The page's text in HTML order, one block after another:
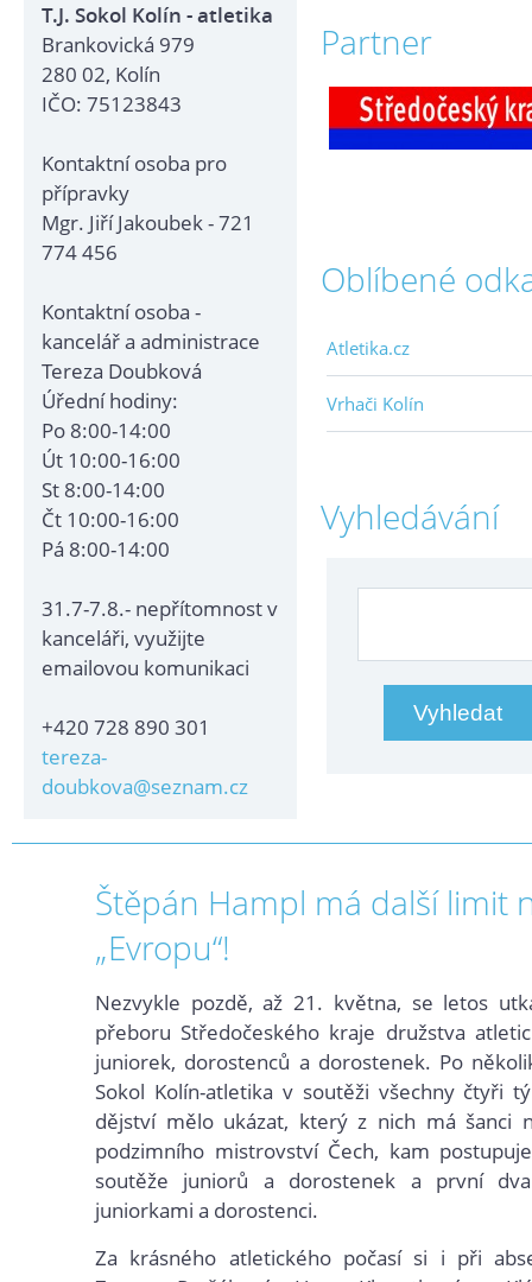
T.J. Sokol Kolín - atletika
Brankovická 979
280 02, Kolín
IČO: 75123843
Kontaktní osoba pro
přípravky
Mgr. Jiří Jakoubek - 721
774 456
Kontaktní osoba -
kancelář a administrace
Tereza Doubková
Úřední hodiny:
Po 8:00-14:00
Út 10:00-16:00
St 8:00-14:00
Čt 10:00-16:00
Pá 8:00-14:00
31.7-7.8.- nepřítomnost v
kanceláři, využijte
emailovou komunikaci
+420 728 890 301
tereza-
doubkova@seznam.cz
Partner
Oblíbené
Atletika.cz
Vrhači Kolín
Vyhledávání
Štěpán Hampl má další limit
„Evropu“!
Nezvykle pozdě, až 21. května, se letos
přeboru Středočeského kraje družstva
juniorek, dorostenců a dorostenek. Po
Sokol Kolín-atletika v soutěži všechny čtyři
dějství mělo ukázat, který z nich má šanci
podzimního mistrovství Čech, kam
soutěže juniorů a dorostenek a první
juniorkami a dorostenci.
Za krásného atletického počasí si i při